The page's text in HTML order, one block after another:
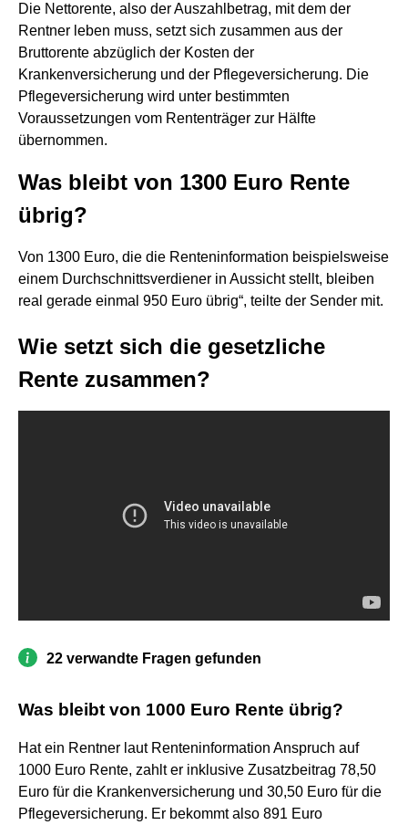
Die Nettorente, also der Auszahlbetrag, mit dem der
Rentner leben muss, setzt sich zusammen aus der
Bruttorente abzüglich der Kosten der
Krankenversicherung und der Pflegeversicherung. Die
Pflegeversicherung wird unter bestimmten
Voraussetzungen vom Rententräger zur Hälfte
übernommen.
Was bleibt von 1300 Euro Rente
übrig?
Von 1300 Euro, die die Renteninformation beispielsweise
einem Durchschnittsverdiener in Aussicht stellt, bleiben
real gerade einmal 950 Euro übrig“, teilte der Sender mit.
Wie setzt sich die gesetzliche
Rente zusammen?
22 verwandte Fragen gefunden
Was bleibt von 1000 Euro Rente übrig?
Hat ein Rentner laut Renteninformation Anspruch auf
1000 Euro Rente, zahlt er inklusive Zusatzbeitrag 78,50
Euro für die Krankenversicherung und 30,50 Euro für die
Pflegeversicherung. Er bekommt also 891 Euro